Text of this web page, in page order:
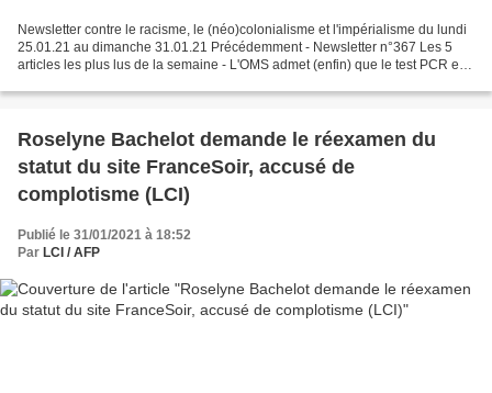
Newsletter contre le racisme, le (néo)colonialisme et l'impérialisme du lundi
25.01.21 au dimanche 31.01.21 Précédemment - Newsletter n°367 Les 5
articles les plus lus de la semaine - L'OMS admet (enfin) que le test PCR est
Roselyne Bachelot demande le réexamen du
statut du site FranceSoir, accusé de
complotisme (LCI)
Publié le 31/01/2021 à 18:52
Par LCI / AFP